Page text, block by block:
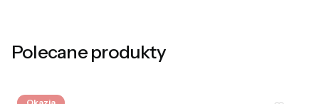
Polecane produkty